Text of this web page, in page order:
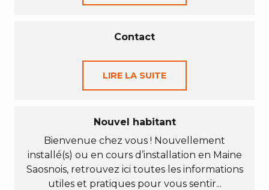
Contact
LIRE LA SUITE
Nouvel habitant
Bienvenue chez vous ! Nouvellement
installé(s) ou en cours d’installation en Maine
Saosnois, retrouvez ici toutes les informations
utiles et pratiques pour vous sentir...